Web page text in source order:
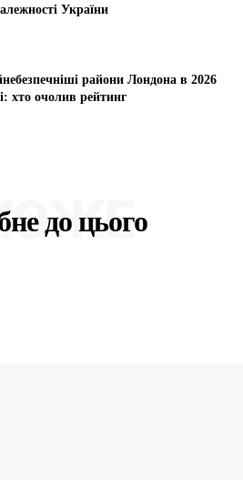
України
райони Лондона в 2026
хто очолив рейтинг
до цього